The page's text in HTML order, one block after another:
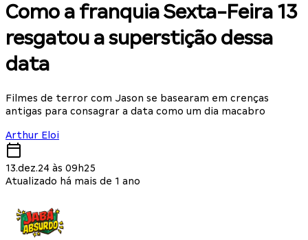
Como a franquia Sexta-Feira 13
resgatou a superstição dessa
data
Filmes de terror com Jason se basearam em crenças
antigas para consagrar a data como um dia macabro
Arthur Eloi
13.dez.24 às 09h25
Atualizado há mais de 1 ano